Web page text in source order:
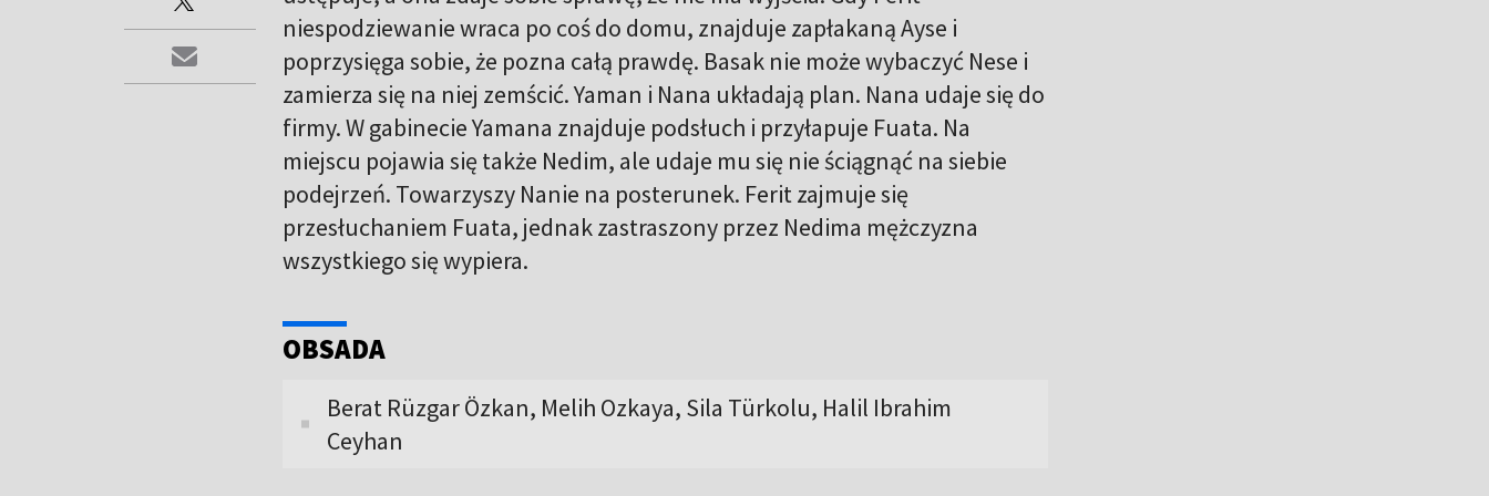
niespodziewanie wraca po coś do domu, znajduje zapłakaną Ayse i
poprzysięga sobie, że pozna całą prawdę. Basak nie może wybaczyć Nese i
zamierza się na niej zemścić. Yaman i Nana układają plan. Nana udaje się do
firmy. W gabinecie Yamana znajduje podsłuch i przyłapuje Fuata. Na
miejscu pojawia się także Nedim, ale udaje mu się nie ściągnąć na siebie
podejrzeń. Towarzyszy Nanie na posterunek. Ferit zajmuje się
przesłuchaniem Fuata, jednak zastraszony przez Nedima mężczyzna
wszystkiego się wypiera.
OBSADA
Berat Rüzgar Özkan, Melih Ozkaya, Sila Türkolu, Halil Ibrahim
Ceyhan